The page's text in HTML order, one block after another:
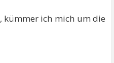
kümmer ich mich um die